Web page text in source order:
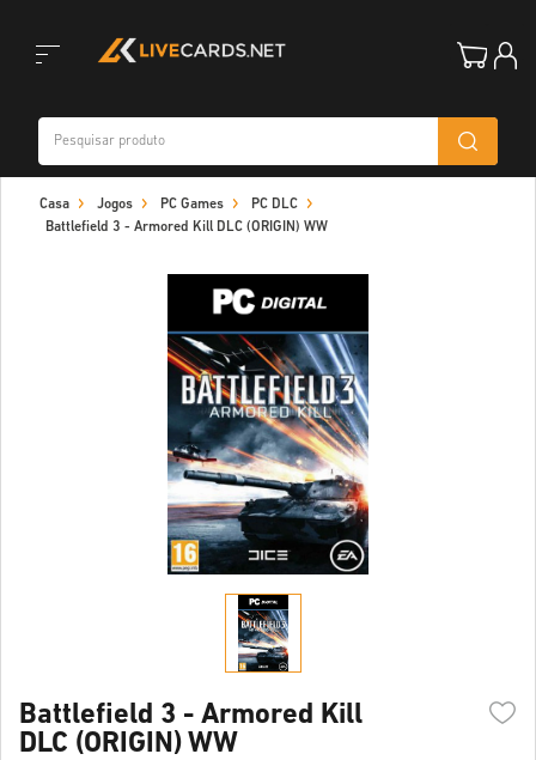
navigation
Casa Jogos PC Games
PC DLC
Battlefield 3 - Armored Kill DLC (ORIGIN) WW
Battlefield 3 - Armored Kill
DLC (ORIGIN) WW